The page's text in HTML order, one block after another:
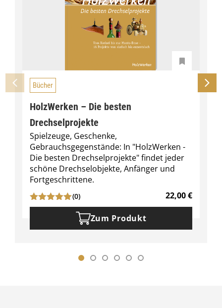
Bücher
HolzWerken – Die besten
Drechselprojekte
Spielzeuge, Geschenke,
Gebrauchsgegenstände: In "HolzWerken -
Die besten Drechselprojekte" findet jeder
schöne Drechselobjekte, Anfänger und
Fortgeschrittene.
(0) 22,00€
Zum Produkt